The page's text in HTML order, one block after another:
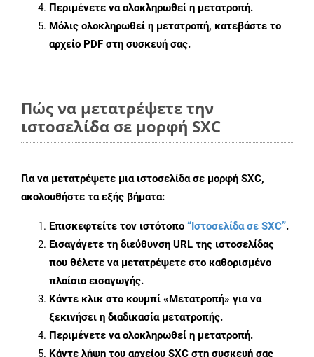
Περιμένετε να ολοκληρωθεί η μετατροπή.
Μόλις ολοκληρωθεί η μετατροπή, κατεβάστε το
αρχείο PDF στη συσκευή σας.
Πώς να μετατρέψετε την
ιστοσελίδα σε μορφή SXC
Για να μετατρέψετε μια ιστοσελίδα σε μορφή SXC,
ακολουθήστε τα εξής βήματα:
Επισκεφτείτε τον ιστότοπο “Ιστοσελίδα σε SXC”.
Εισαγάγετε τη διεύθυνση URL της ιστοσελίδας
που θέλετε να μετατρέψετε στο καθορισμένο
πλαίσιο εισαγωγής.
Κάντε κλικ στο κουμπί «Μετατροπή» για να
ξεκινήσει η διαδικασία μετατροπής.
Περιμένετε να ολοκληρωθεί η μετατροπή.
Κάντε λήψη του αρχείου SXC στη συσκευή σας